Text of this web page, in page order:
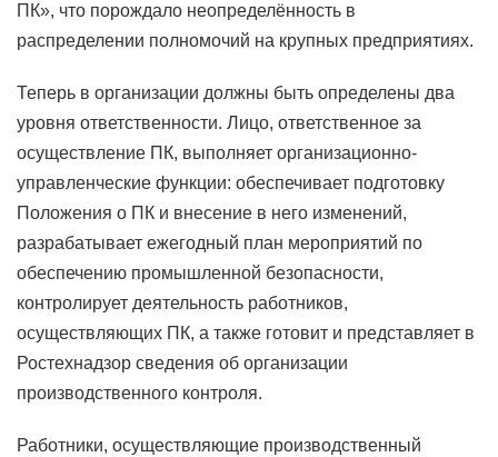
ПК», что порождало неопределённость в
распределении полномочий на крупных предприятиях.
Теперь в организации должны быть определены два
уровня ответственности. Лицо, ответственное за
осуществление ПК, выполняет организационно-
управленческие функции: обеспечивает подготовку
Положения о ПК и внесение в него изменений,
разрабатывает ежегодный план мероприятий по
обеспечению промышленной безопасности,
контролирует деятельность работников,
осуществляющих ПК, а также готовит и представляет в
Ростехнадзор сведения об организации
производственного контроля.
Работники, осуществляющие производственный